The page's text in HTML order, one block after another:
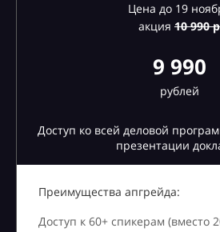
Цена до 19
акция 10990 р
9 990
рублей
Доступ ко всей деловой
презентации
Преимущества апгрейда:
Доступ к 60+ спикерам (вместо